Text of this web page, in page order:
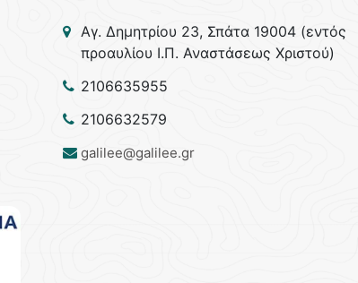
Aγ. Δημητρίου 23, Σπάτα 19004 (εντός
προαυλίου Ι.Π. Αναστάσεως Χριστού)
2106635955
2106632579
galilee@galilee.gr